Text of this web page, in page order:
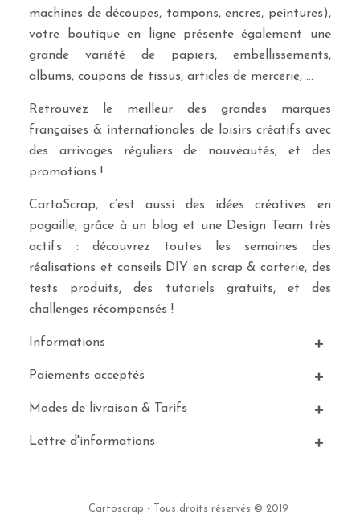
machines de découpes, tampons, encres, peintures),
votre boutique en ligne présente également une
grande variété de papiers, embellissements,
albums, coupons de tissus, articles de mercerie, …
Retrouvez le meilleur des grandes marques
françaises & internationales de loisirs créatifs avec
des arrivages réguliers de nouveautés, et des
promotions !
CartoScrap, c’est aussi des idées créatives en
pagaille, grâce à un blog et une Design Team très
actifs : découvrez toutes les semaines des
réalisations et conseils DIY en scrap & carterie, des
tests produits, des tutoriels gratuits, et des
challenges récompensés !
Informations
Paiements acceptés
Modes de livraison & Tarifs
Lettre d'informations
Cartoscrap - Tous droits réservés © 2019